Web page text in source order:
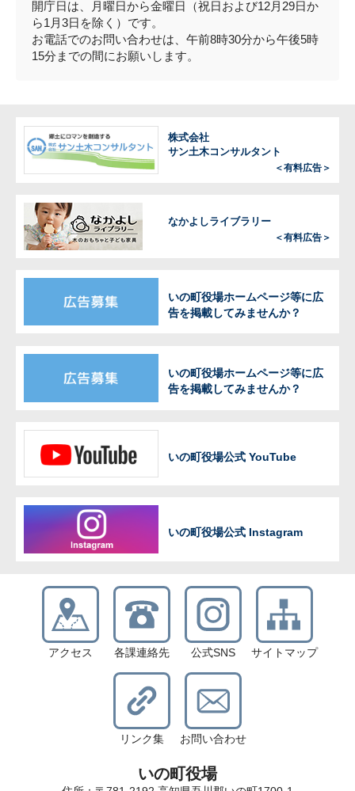
開庁日は、月曜日から金曜日（祝日および12月29日か
ら1月3日を除く）です。
お電話でのお問い合わせは、午前8時30分から午後5時
15分までの間にお願いします。
株式会社
サン土木コンサルタント
＜有料広告＞
なかよしライブラリー
＜有料広告＞
いの町役場ホームページ等に広
告を掲載してみませんか？
いの町役場ホームページ等に広
告を掲載してみませんか？
いの町役場公式 YouTube
いの町役場公式 Instagram
いの町役場
アクセス 各課連絡先 公式SNS サイトマップ
リンク集 お問い合わせ